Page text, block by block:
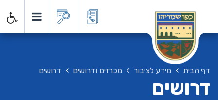
דף הבית מידע לציבור מכרזים ודרושים דרושים
דרושים